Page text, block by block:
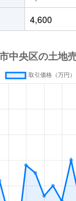
万円 与野本町
万円 北与野
万円 北与野
4,600